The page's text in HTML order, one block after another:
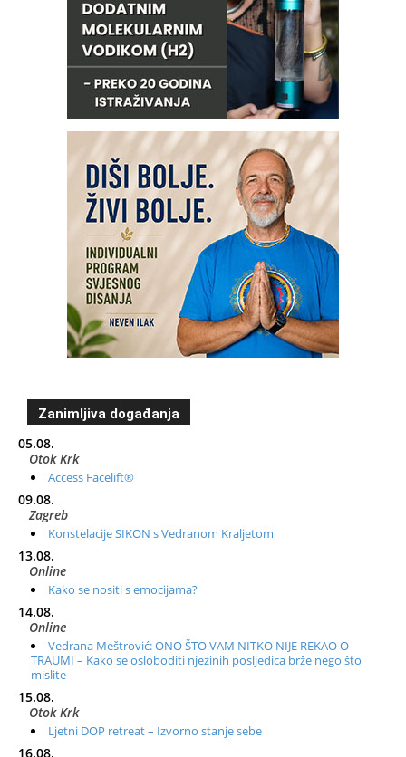
Zanimljiva događanja
05.08.
Otok Krk
Access Facelift®
09.08.
Zagreb
Konstelacije SIKON s Vedranom Kraljetom
13.08.
Online
Kako se nositi s emocijama?
14.08.
Online
Vedrana Meštrović: ONO ŠTO VAM NITKO NIJE REKAO O
TRAUMI – Kako se osloboditi njezinih posljedica brže nego što
mislite
15.08.
Otok Krk
Ljetni DOP retreat – Izvorno stanje sebe
16.08.